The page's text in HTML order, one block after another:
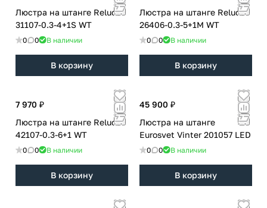
Люстра на штанге Reluce
31107-0.3-4+1S WT
0 0 В наличии
В корзину
Люстра на штанге Reluce
26406-0.3-5+1M WT
0 0 В наличии
В корзину
7 970 ₽
Люстра на штанге Reluce
42107-0.3-6+1 WT
0 0 В наличии
В корзину
45 900 ₽
Люстра на штанге
Eurosvet Vinter 201057 LED
0 0 В наличии
В корзину